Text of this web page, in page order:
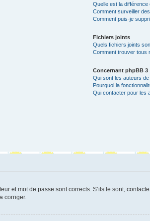
Quelle est la
Comment surveiller
Comment puis-je
Fichiers joints
Quels fichiers joints
Comment trouver tous
Concernant phpBB 3
Qui sont les auteurs
Pourquoi la
Qui contacter pour les
et mot de passe sont corrects. S’ils le sont,
corriger.